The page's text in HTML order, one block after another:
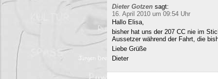
Dieter Gotzen sagt:
16. April 2010 um 09:54 Uhr
Hallo Elisa,
bisher hat uns der 207 CC nie im
Aussetzer während der Fahrt, die
Liebe Grüße
Dieter